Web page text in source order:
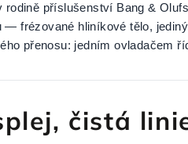
rodině příslušenství Bang &
— frézované hliníkové tělo,
přenosu: jedním ovladačem
čistá